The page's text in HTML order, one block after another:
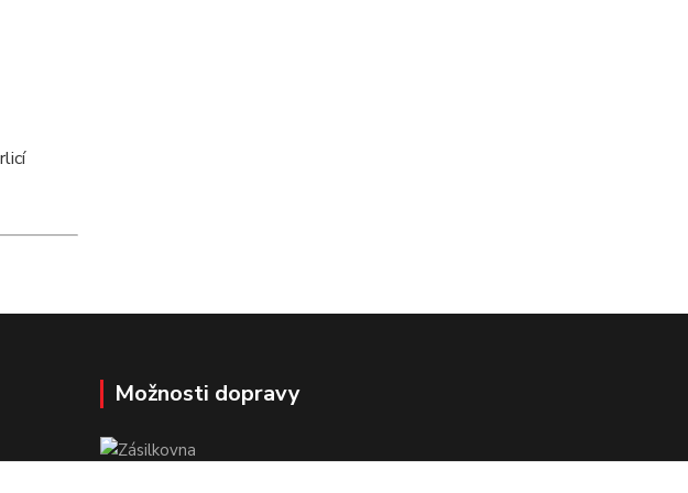
Možnosti dopravy